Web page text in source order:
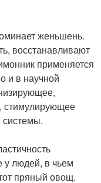
женьшень.
восстанавливают
применяется
и в научной
системы.
у людей, в чьем
пряный овощ.